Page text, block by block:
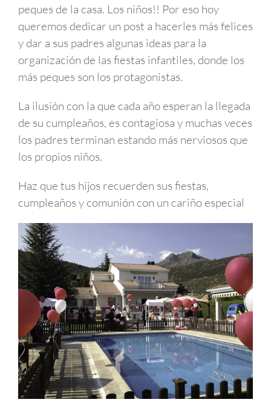
peques de la casa. Los niños!! Por eso hoy
queremos dedicar un post a hacerles más felices
y dar a sus padres algunas ideas para la
organización de las fiestas infantiles, donde los
más peques son los protagonistas.
La ilusión con la que cada año esperan la llegada
de su cumpleaños, es contagiosa y muchas veces
los padres terminan estando más nerviosos que
los propios niños.
Haz que tus hijos recuerden sus fiestas,
cumpleaños y comunión con un cariño especial